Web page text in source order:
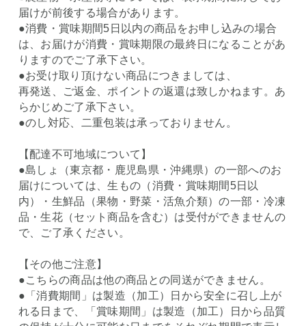
届けが前後する場合があります。
●消費・賞味期間5日以内の商品をお申し込みの場合
は、お届けが消費・賞味期限の最終日になることがあ
りますのでご了承下さい。
●お受け取り頂けない商品につきましては、
再発送、ご返金、ポイントの返還は致しかねます。あ
らかじめご了承下さい。
●のし対応、二重包装は承っておりません。
【配達不可地域について】
●島しょ（東京都・鹿児島県・沖縄県）の一部へのお
届けについては、生もの（消費・賞味期間5日以
内）・生鮮品（果物・野菜・活魚介類）の一部・冷凍
品・生花（セット商品を含む）は受付ができませんの
で、ご了承ください。
【その他ご注意】
●こちらの商品は他の商品との同送ができません。
●「消費期間」は製造（加工）日から安全に召し上が
れる日まで、「賞味期間」は製造（加工）日から品質